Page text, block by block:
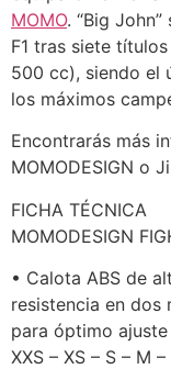
MOMO. “Big
F1 tras siete
500 cc), siendo el
los máximos
Encontrarás más
MOMODESIGN o
FICHA TÉCNICA
MOMODESIGN
• Calota ABS de
resistencia en dos
para óptimo
XXS – XS – S – M